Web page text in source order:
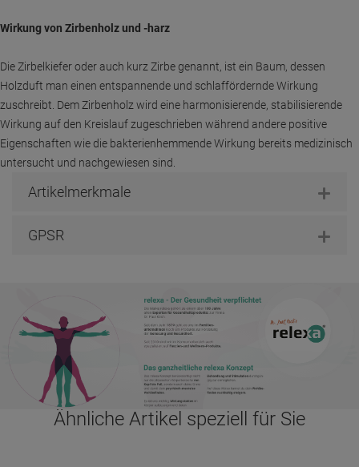
Wirkung von Zirbenholz und -harz
Die Zirbelkiefer oder auch kurz Zirbe genannt, ist ein Baum, dessen
Holzduft man einen entspannende und schlaffördernde Wirkung
zuschreibt. Dem Zirbenholz wird eine harmonisierende, stabilisierende
Wirkung auf den Kreislauf zugeschrieben während andere positive
Eigenschaften wie die bakterienhemmende Wirkung bereits medizinisch
untersucht und nachgewiesen sind.
Artikelmerkmale
GPSR
Ähnliche Artikel speziell für Sie